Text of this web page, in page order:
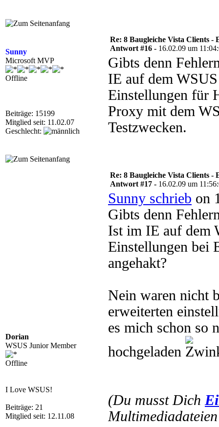
Sunny
Microsoft MVP
Offline
Beiträge: 15199
Mitglied seit: 11.02.07
Geschlecht:
Re: 8 Baugleiche Vista Clients
Antwort #16 - 16.02.09 um
Gibts denn
IE auf dem
Einstellungen für
Proxy mit dem
Testzwecken.
Dorian
WSUS Junior Member
Offline
I Love WSUS!
Beiträge: 21
Mitglied seit: 12.11.08
Re: 8 Baugleiche Vista Clients
Antwort #17 - 16.02.09 um
Sunny schrieb on
Gibts denn
Ist im IE auf dem
Einstellungen bei
angehakt?
Nein waren nicht
erweiterten
es mich schon so
hochgeladen
(Du musst Dich